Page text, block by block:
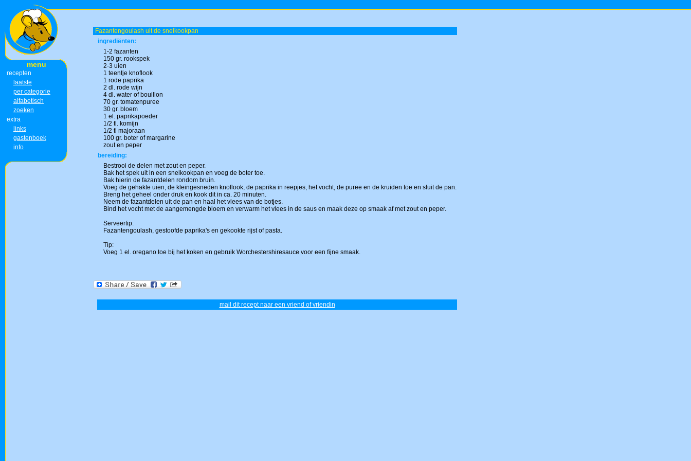
menu
recepten
laatste
per categorie
alfabetisch
zoeken
extra
links
gastenboek
info
Fazantengoulash uit de snelkookpan
ingrediënten:
1-2 fazanten
150 gr. rookspek
2-3 uien
1 teentje knoflook
1 rode paprika
2 dl. rode wijn
4 dl. water of bouillon
70 gr. tomatenpuree
30 gr. bloem
1 el. paprikapoeder
1/2 tl. komijn
1/2 tl majoraan
100 gr. boter of margarine
zout en peper
bereiding:
Bestrooi de delen met zout en peper.
Bak het spek uit in een snelkookpan en voeg de boter toe.
Bak hierin de fazantdelen rondom bruin.
Voeg de gehakte uien, de kleingesneden knoflook, de paprika in reepjes, het vocht, de puree en de kruiden toe en sluit de pan.
Breng het geheel onder druk en kook dit in ca. 20 minuten.
Neem de fazantdelen uit de pan en haal het vlees van de botjes.
Bind het vocht met de aangemengde bloem en verwarm het vlees in de saus en maak deze op smaak af met zout en peper.
Serveertip:
Fazantengoulash, gestoofde paprika's en gekookte rijst of pasta.
Tip:
Voeg 1 el. oregano toe bij het koken en gebruik Worchestershiresauce voor een fijne smaak.
mail dit recept naar een vriend of vriendin